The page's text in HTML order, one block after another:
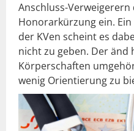
Anschluss-
Honorarkürzung ein.
der KVen scheint es
nicht zu geben. Der änd
Körperschaften
wenig Orientierung zu